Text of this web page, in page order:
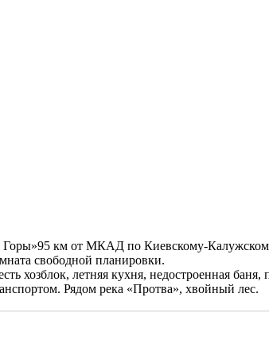
Горы»95 км от МКАД по Киевскому-
свободной планировки.
хозблок, летняя кухня, недостроенная баня,
Рядом река «Протва», хвойный лес.